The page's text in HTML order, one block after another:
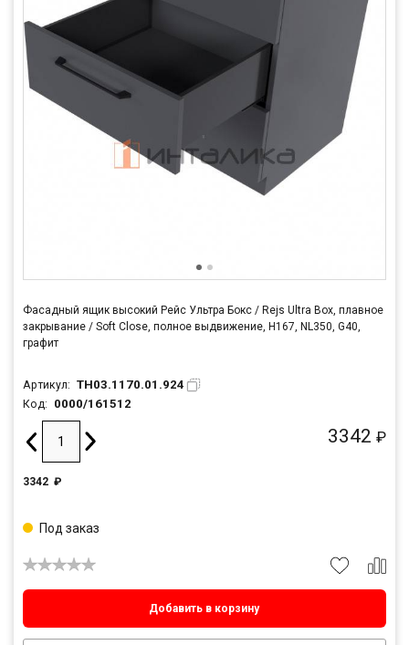
Фасадный ящик высокий Рейс Ультра Бокс / Rejs Ultra Box, плавное
закрывание / Soft Close, полное выдвижение, H167, NL350, G40,
графит
Артикул: TH03.1170.01.924
Код: 0000/161512
3342 ₽
3342 ₽
Добавить в корзину
Под заказ